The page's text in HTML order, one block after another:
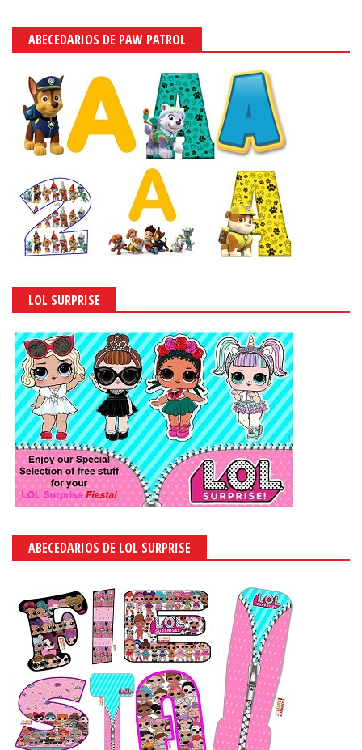
ABECEDARIOS DE PAW PATROL
LOL SURPRISE
ABECEDARIOS DE LOL SURPRISE